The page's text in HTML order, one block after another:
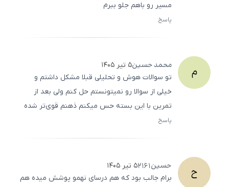
مسیر رو باهم جلو ببرم
پاسخ
م محمدحسین۵ تیر ۱۴۰۵
تو سوالات هوش و تحلیلی قبلا مشکل داشتم و
خیلی از سوالا رو نمیتونستم حل کنم ولی بعد از
تمرین با این بسته حس میکنم ذهنم قوی‌تر شده
پاسخ
ح حسین2161۵ تیر ۱۴۰۵
برام جالب بود که هم درسای نهمو پوشش میده هم